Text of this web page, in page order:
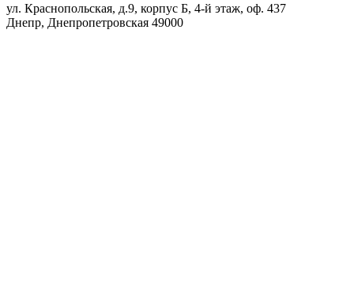
ул. Краснопольская, д.9, корпус Б, 4-й этаж, оф. 437
Днепр, Днепропетровская 49000